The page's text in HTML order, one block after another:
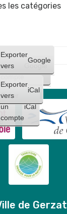
les catégories
Créer
un
compte
Google
Créer
un
compte
iCal
Exporter
vers
Google
Exporter
vers
iCal
de Gerzat